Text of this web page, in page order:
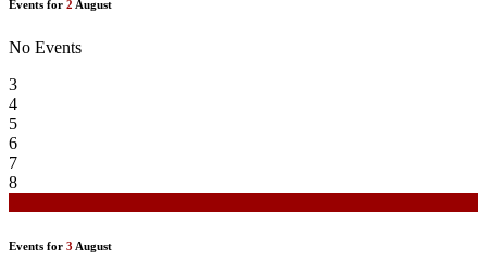
Events for 2 August
No Events
3
4
5
6
7
8
Events for 3 August